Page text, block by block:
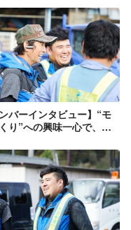
ンバーインタビュー】“モ
り”への興味一心で、施
す。